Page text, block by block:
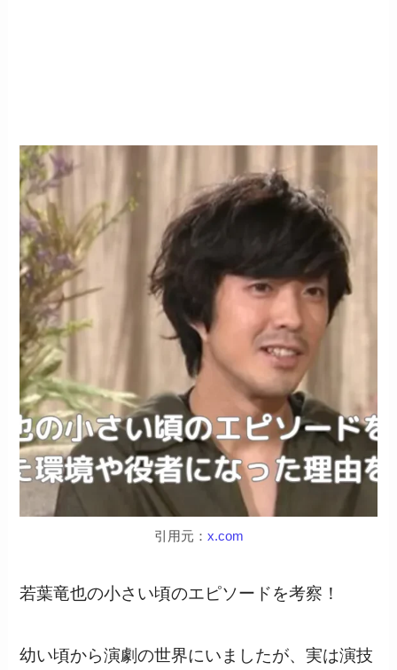
引用元： x.com
若葉竜也の小さい頃のエピソードを考察！
幼い頃から演劇の世界にいましたが、実は演技